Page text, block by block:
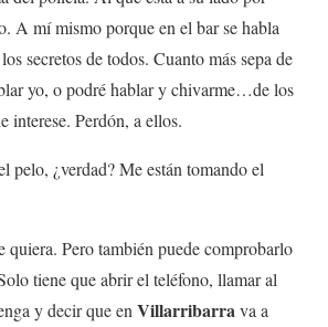
A mí mismo porque en el bar se habla
secretos de todos. Cuanto más sepa de
yo, o podré hablar y chivarme…de los
interese. Perdón, a ellos.
pelo, ¿verdad? Me están tomando el
quiera. Pero también puede comprobarlo
tiene que abrir el teléfono, llamar al
y decir que en Villarribarrava a